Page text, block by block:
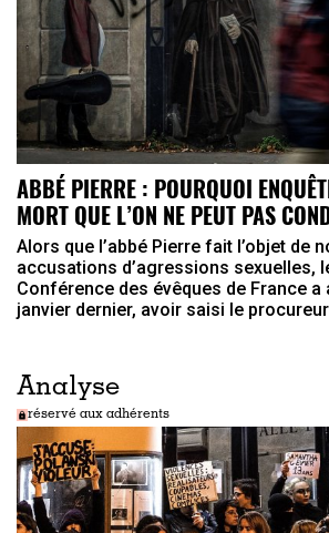
ABBÉ PIERRE : POURQUOI
MORT QUE L’ON NE PEUT PAS
Alors que l’abbé Pierre fait l’objet de
accusations d’agressions sexuelles,
Conférence des évêques de France a
janvier dernier, avoir saisi le procureur
Analyse
réservé aux adhérents